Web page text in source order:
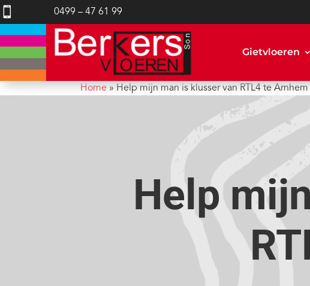
 0499 – 47 61 99
Gietvloeren
Home » Help mijn man is klusser van RTL4 te Arnhem
Help